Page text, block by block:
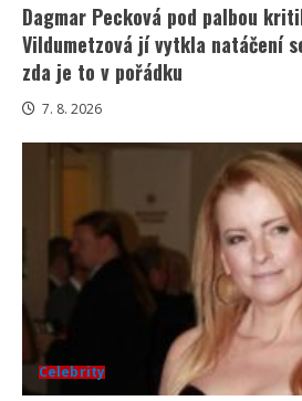
Dagmar Pecková pod palbou
Vildumetzová jí vytkla natáčení
zda je to v pořádku
7. 8. 2026
Celebrity